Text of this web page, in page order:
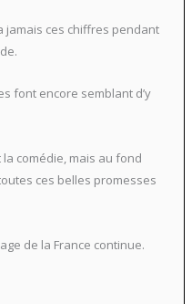
jamais ces chiffres pendant
font encore semblant d’y
comédie, mais au fond
ces belles promesses
de la France continue.